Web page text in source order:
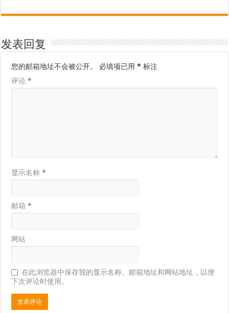
发表回复
您的邮箱地址不会被公开。 必填项已用* 标注
评论*
显示名称*
邮箱*
网站
在此浏览器中保存我的显示名称、邮箱地址和网站地址，以便
下次评论时使用。